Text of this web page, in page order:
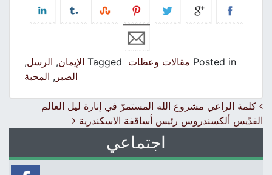
Posted in مقالات وعظات Tagged الإيمان,الرسل,
الصبر,المحبة
Post navigation
كلمة الراعي مشروع الله المستمرّ في إنارة ليل العالم
القدّيس ألكسندروس رئيس أساقفة الاسكندرية
اجتماعي